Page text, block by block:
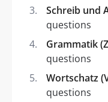
Schreib und
questions
Grammatik
questions
Wortschatz
questions